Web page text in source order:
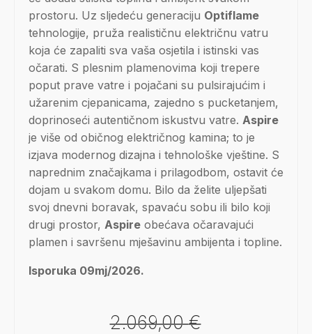
prostoru. Uz sljedeću generaciju Optiflame
tehnologije, pruža realističnu električnu vatru
koja će zapaliti sva vaša osjetila i istinski vas
očarati. S plesnim plamenovima koji trepere
poput prave vatre i pojačani su pulsirajućim i
užarenim cjepanicama, zajedno s pucketanjem,
doprinoseći autentičnom iskustvu vatre. Aspire
je više od običnog električnog kamina; to je
izjava modernog dizajna i tehnološke vještine. S
naprednim značajkama i prilagodbom, ostavit će
dojam u svakom domu. Bilo da želite uljepšati
svoj dnevni boravak, spavaću sobu ili bilo koji
drugi prostor, Aspire obećava očaravajući
plamen i savršenu mješavinu ambijenta i topline.
Isporuka 09mj/2026.
2.069,00€